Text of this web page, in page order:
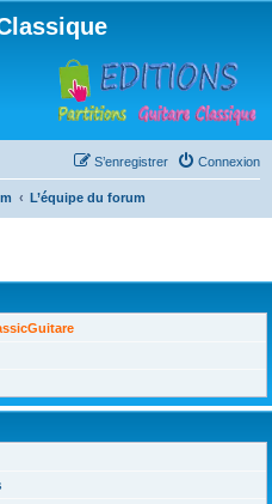
Connexion
S’enregistrer
L’équipe du forum